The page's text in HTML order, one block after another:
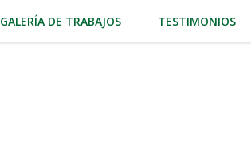
GALERÍA DE TRABAJOS TESTIMONIOS